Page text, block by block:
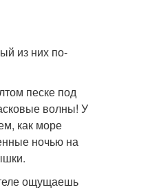
из них по-
песке под
волны! У
как море
ночью на
ощущаешь